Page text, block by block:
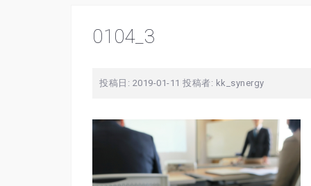
0104_3
投稿日: 2019-01-11 投稿者: kk_synergy